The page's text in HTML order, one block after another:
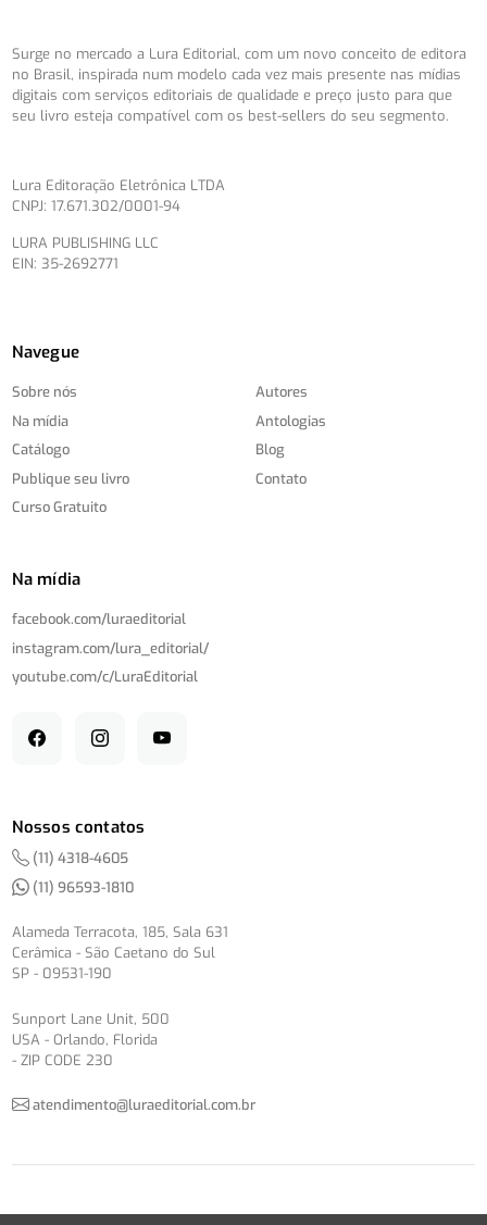
Surge no mercado a Lura Editorial, com um novo conceito de editora
no Brasil, inspirada num modelo cada vez mais presente nas mídias
digitais com serviços editoriais de qualidade e preço justo para que
seu livro esteja compatível com os best-sellers do seu segmento.
Lura Editoração Eletrônica LTDA
CNPJ: 17.671.302/0001-94
LURA PUBLISHING LLC
EIN: 35-2692771
Navegue
Sobre nós
Na mídia
Catálogo
Publique seu livro
Curso Gratuito
Autores
Antologias
Blog
Contato
Na mídia
facebook.com/luraeditorial
instagram.com/lura_editorial/
youtube.com/c/LuraEditorial
Nossos contatos
(11) 4318-4605
(11) 96593-1810
Alameda Terracota, 185, Sala 631
Cerâmica - São Caetano do Sul
SP - 09531-190
Sunport Lane Unit, 500
USA - Orlando, Florida
- ZIP CODE 230
atendimento@luraeditorial.com.br